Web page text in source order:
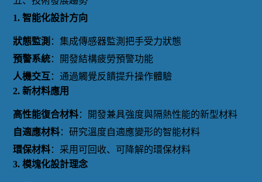
1. 智能化設計方向
狀態監測 ：集成傳感器監測把手受力狀態
預警系統：開發結構疲勞預警功能
人機交互 ：通過觸覺反饋提升操作體驗
2. 新材料應用
高性能復合材料：開發兼具強度與隔熱性能的新型材料
自適應材料：研究溫度自適應變形的智能材料
環保材料：采用可回收、可降解的環保材料
3. 模塊化設計理念